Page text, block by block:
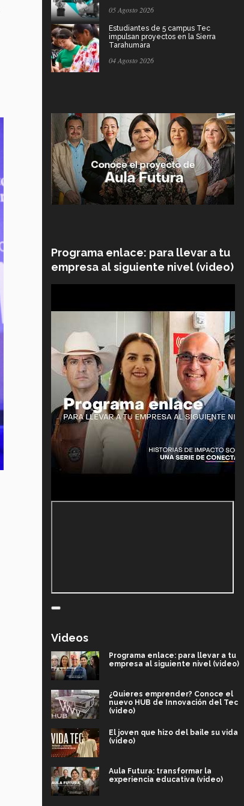
05 Agosto 2026
Estudiantes de 5 campus Tec
impulsan proyectos en la Sierra
Tarahumara
04 Agosto 2026
Programa enlace: para llevar a tu
empresa al siguiente nivel (video)
Videos
Programa enlace: para llevar a tu
empresa al siguiente nivel (video)
¿Quieres emprender? Conoce el
nuevo HUB de Innovación del Tec
(video)
El joven que hizo del baile su vida
(video)
Aula Futura: transformar la
experiencia educativa (video)